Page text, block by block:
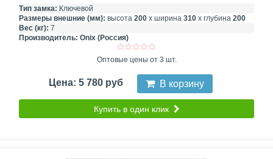
Тип замка: Ключевой
Размеры внешние (мм): высота 200 х ширина 310 х глубина 200
Вес (кг): 7
Производитель: Onix (Россия)
Оптовые цены от 3 шт.
Цена: 5 780 руб В корзину
Купить в один клик